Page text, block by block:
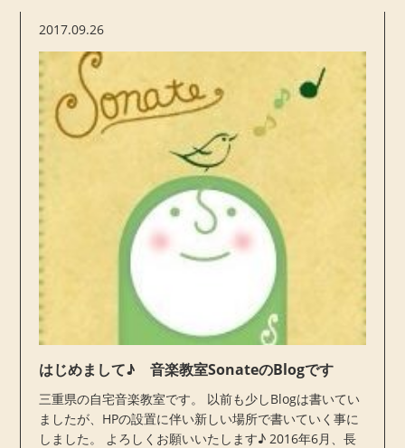
2017.09.26
はじめまして♪ 音楽教室SonateのBlogです
三重県の自宅音楽教室です。 以前も少しBlogは書いてい
ましたが、HPの設置に伴い新しい場所で書いていく事に
しました。 よろしくお願いいたします♪ 2016年6月、長